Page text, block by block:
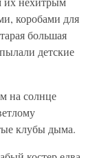
коробами для
большая
детские
на солнце
клубы дыма.